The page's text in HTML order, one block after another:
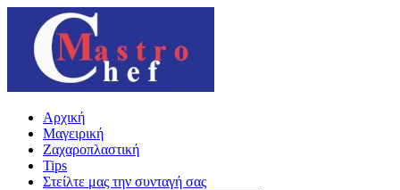
Αρχική
Μαγειρική
Ζαχαροπλαστική
Tips
Στείλτε μας την συνταγή σας